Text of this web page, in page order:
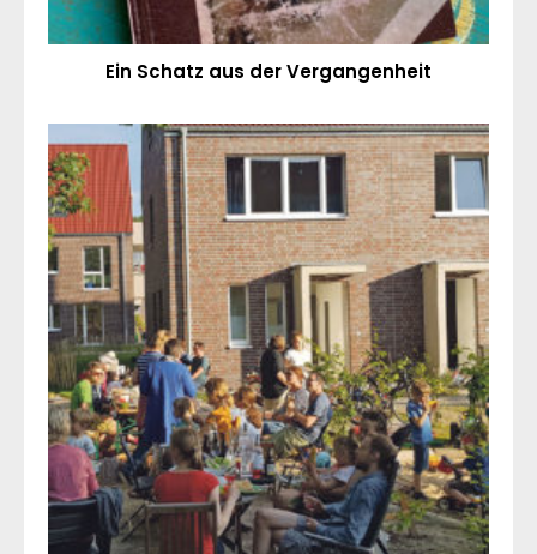
Ein Schatz aus der Vergangenheit